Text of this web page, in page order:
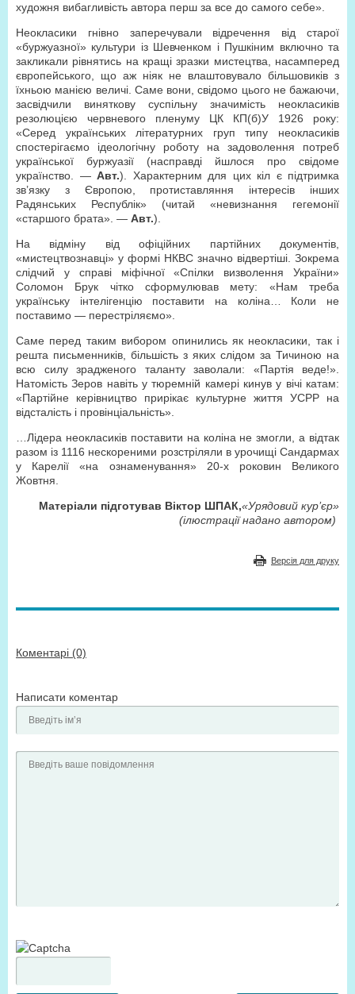
художня вибагливість автора перш за все до самого себе».
Неокласики гнівно заперечували відречення від старої
«буржуазної» культури із Шевченком і Пушкіним включно та
закликали рівнятись на кращі зразки мистецтва, насамперед
європейського, що аж ніяк не влаштовувало більшовиків з
їхньою манією величі. Саме вони, свідомо цього не бажаючи,
засвідчили виняткову суспільну значимість неокласиків
резолюцією червневого пленуму ЦК КП(б)У 1926 року:
«Серед українських літературних груп типу неокласиків
спостерігаємо ідеологічну роботу на задоволення потреб
української буржуазії (насправді йшлося про свідоме
українство. — Авт.). Характерним для цих кіл є підтримка
зв’язку з Європою, протиставляння інтересів інших
Радянських Республік» (читай «невизнання гегемонії
«старшого брата». — Авт.).
На відміну від офіційних партійних документів,
«мистецтвознавці» у формі НКВС значно відвертіші. Зокрема
слідчий у справі міфічної «Спілки визволення України»
Соломон Брук чітко сформулював мету: «Нам треба
українську інтелігенцію поставити на коліна… Коли не
поставимо — перестріляємо».
Саме перед таким вибором опинились як неокласики, так і
решта письменників, більшість з яких слідом за Тичиною на
всю силу зрадженого таланту заволали: «Партія веде!».
Натомість Зеров навіть у тюремній камері кинув у вічі катам:
«Партійне керівництво прирікає культурне життя УСРР на
відсталість і провінціальність».
…Лідера неокласиків поставити на коліна не змогли, а відтак
разом із 1116 нескореними розстріляли в урочищі Сандармах
у Карелії «на ознаменування» 20-х роковин Великого
Жовтня.
Матеріали підготував Віктор ШПАК,«Урядовий кур’єр»
(ілюстрації надано автором)
Версія для друку
Коментарі (0)
Написати коментар